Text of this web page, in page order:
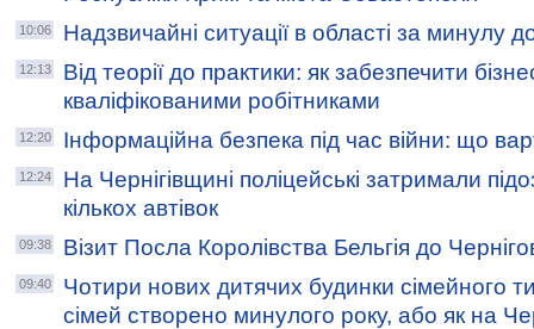
10:06 Надзвичайні ситуації в області за минулу
12:13
Від теорії до практики: як забезпечити
кваліфікованими робітниками
12:20 Інформаційна безпека під час війни: що
12:24
На Чернігівщині поліцейські затримали
кількох автівок
09:38 Візит Посла Королівства Бельгія до
09:40
Чотири нових дитячих будинки сімейного
сімей створено минулого року, або як на